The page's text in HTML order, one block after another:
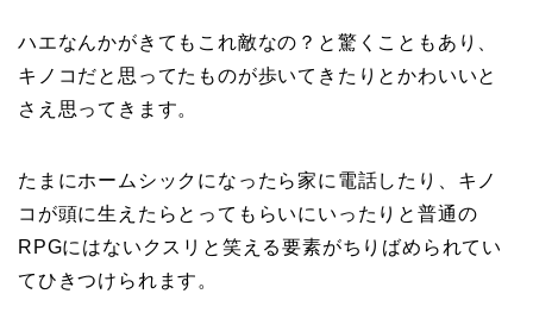
ハエなんかがきてもこれ敵なの？と驚くこともあり、
キノコだと思ってたものが歩いてきたりとかわいいと
さえ思ってきます。
たまにホームシックになったら家に電話したり、キノ
コが頭に生えたらとってもらいにいったりと普通の
RPGにはないクスリと笑える要素がちりばめられてい
てひきつけられます。